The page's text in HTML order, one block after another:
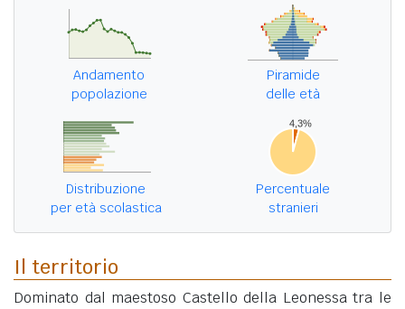
Andamento
popolazione
Piramide
delle età
Distribuzione
per età scolastica
Percentuale
stranieri
Il territorio
Dominato dal maestoso Castello della Leonessa tra le